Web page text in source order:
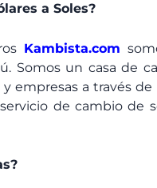
a Soles?
Kambista.com
Somos un casa de
empresas a través
de cambio de